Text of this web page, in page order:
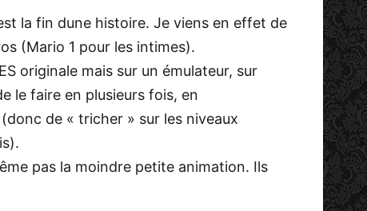
la fin dune histoire. Je viens en effet de
(Mario 1 pour les intimes).
originale mais sur un émulateur, sur
le faire en plusieurs fois, en
de « tricher » sur les niveaux
pas la moindre petite animation. Ils